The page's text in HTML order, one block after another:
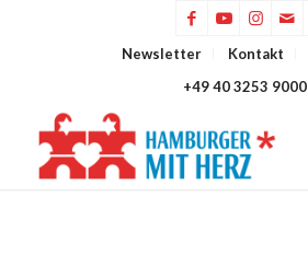
Newsletter Kontakt
+49 40 3253 9000